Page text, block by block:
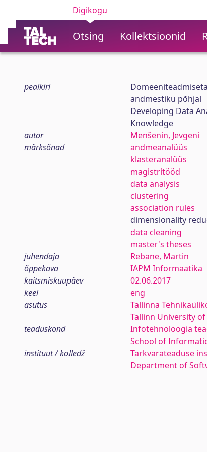
Digikogu
Otsing Kollektsioonid
pealkiri
andmestiku põhjal
Developing Data
Knowledge
autor
Menšenin, Jevgeni
märksõnad
andmeanalüüs
klasteranalüüs
magistritööd
data analysis
clustering
association rules
dimensionality
data cleaning
master's theses
juhendaja
Rebane, Martin
õppekava
IAPM Informaatika
kaitsmiskuupäev
02.06.2017
keel
eng
asutus
Tallinna
Tallinn University
teaduskond
Infotehnoloogia
School of
instituut / kolledž
Tarkvarateaduse
Department of